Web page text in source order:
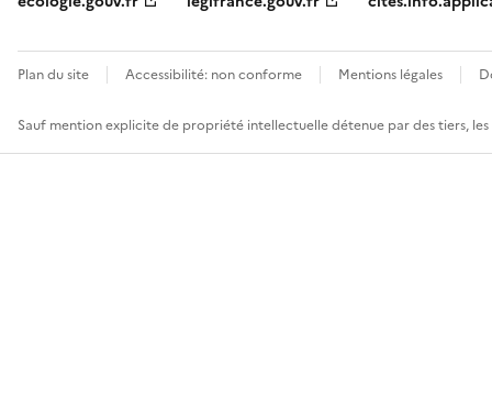
Plan du site Accessibilité: non conforme Mentions légales
Sauf mention explicite de propriété intellectuelle détenue par des tiers,